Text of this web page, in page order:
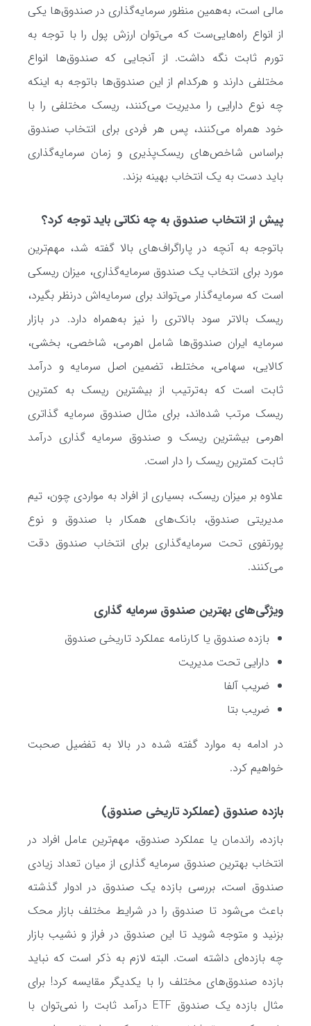
مالی است، به‌همین منظور سرمایه‌گذاری در صندوق‌ها یکی
از انواع راه‌هایی‌ست که می‌توان ارزش پول را با توجه به
تورم ثابت نگه داشت. از آنجایی که صندوق‌ها انواع
مختلفی دارند و هرکدام از این صندوق‌ها باتوجه به اینکه
چه نوع دارایی را مدیریت می‌کنند، ریسک مختلفی را با
خود همراه می‌کنند، پس هر فردی برای انتخاب صندوق
براساس شاخص‌های ریسک‌پذیری و زمان سرمایه‌گذاری
باید دست به یک انتخاب بهینه بزند.
پیش از انتخاب صندوق به چه نکاتی باید توجه کرد؟
باتوجه به آنچه در پاراگراف‌های بالا گفته شد، مهم‌ترین
مورد برای انتخاب یک صندوق سرمایه‌گذاری، میزان ریسکی
است که سرمایه‌گذار می‌تواند برای سرمایه‌اش درنظر بگیرد،
ریسک بالاتر سود بالاتری را نیز به‌همراه دارد. در بازار
سرمایه ایران صندوق‌ها شامل اهرمی، شاخصی، بخشی،
کالایی، سهامی، مختلط، تضمین اصل سرمایه و درآمد
ثابت است که به‌ترتیب از بیشترین ریسک به کمترین
ریسک مرتب شده‌اند، برای مثال صندوق سرمایه گذاتری
اهرمی بیشترین ریسک و صندوق سرمایه گذاری درآمد
ثابت کمترین ریسک را دار است.
علاوه بر میزان ریسک، بسیاری از افراد به مواردی چون، تیم
مدیریتی صندوق، بانک‌های همکار با صندوق و نوع
پورتفوی تحت سرمایه‌گذاری برای انتخاب صندوق دقت
می‌کنند.
ویژگی‌های بهترین صندوق سرمایه گذاری
بازده صندوق یا کارنامه عملکرد تاریخی صندوق
دارایی تحت مدیریت
ضریب آلفا
ضریب بتا
در ادامه به موارد گفته شده در بالا به تفضیل صحبت
خواهیم کرد.
بازده صندوق (عملکرد تاریخی صندوق)
بازده، راندمان یا عملکرد صندوق، مهم‌ترین عامل افراد در
انتخاب بهترین صندوق سرمایه گذاری از میان تعداد زیادی
صندوق است، بررسی بازده یک صندوق در ادوار گذشته
باعث می‌شود تا صندوق را در شرایط مختلف بازار محک
بزنید و متوجه شوید تا این صندوق در فراز و نشیب بازار
چه بازده‌ای داشته است. البته لازم به ذکر است که نباید
بازده صندوق‌های مختلف را با یکدیگر مقایسه کرد! برای
مثال بازده یک صندوق ETF درآمد ثابت را نمی‌توان با